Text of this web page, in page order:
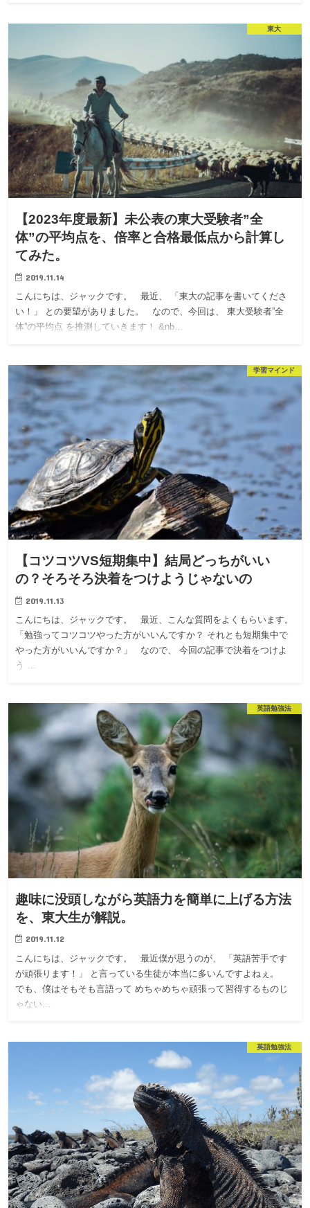
東大
【2023年度最新】未公表の東大受験者”全
体”の平均点を、倍率と合格最低点から計算し
てみた。
2019.11.14
こんにちは、ジャックです。 最近、 「東大の記事を書いてくださ
い！」 との要望がありました。 なので、今回は、 東大受験者”全
体”の平均点 を推測していきます！ &nb…
学習マインド
【コツコツVS短期集中】結局どっちがいい
の？そろそろ決着をつけようじゃないの
2019.11.13
こんにちは、ジャックです。 最近、こんな質問をよくもらいます。
「勉強ってコツコツやった方がいいんですか？ それとも短期集中で
やった方がいいんですか？」 なので、 今回の記事で決着をつけよ
う …
英語勉強法
趣味に没頭しながら英語力を簡単に上げる方法
を、東大生が解説。
2019.11.12
こんにちは、ジャックです。 最近僕が思うのが、 「英語苦手です
が頑張ります！」 と言っている生徒が本当に多いんですよねぇ。
でも、僕はそもそも言語って めちゃめちゃ頑張って習得するものじ
ゃない…
英語勉強法